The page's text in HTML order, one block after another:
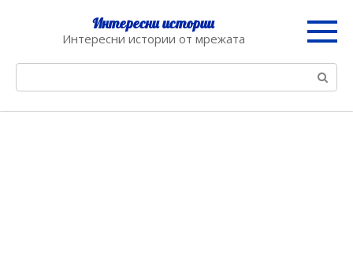
Интересни истории
Интересни истории от мрежата